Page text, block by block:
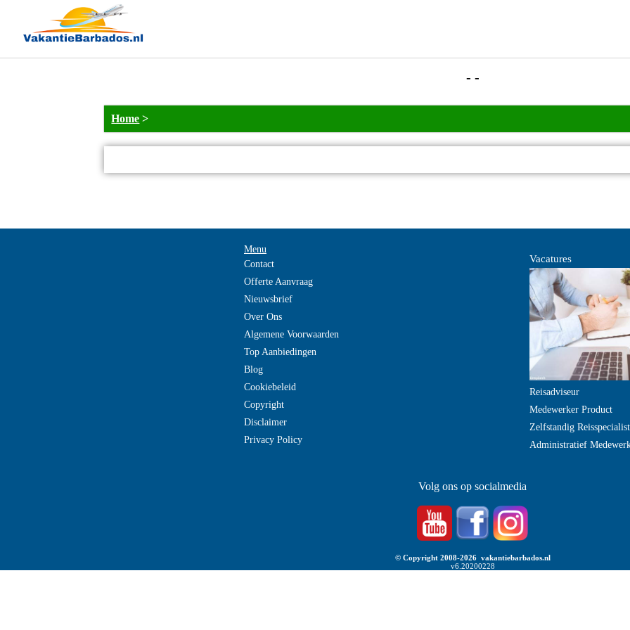
- -
Home >
Menu
Contact
Offerte Aanvraag
Nieuwsbrief
Over Ons
Algemene Voorwaarden
Top Aanbiedingen
Blog
Cookiebeleid
Copyright
Disclaimer
Privacy Policy
Vacatures
Reisadviseur
Medewerker Product
Zelfstandig Reisspecialist
Administratief
Volg ons op socialmedia
© Copyright 2008-2026 vakantiebarbados.nl
v6.20200228